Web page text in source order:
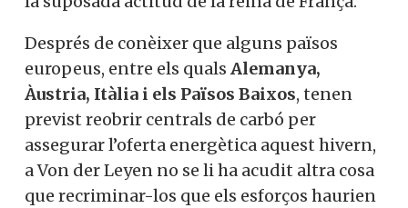
Després de conèixer que alguns països
europeus, entre els quals Alemanya,
Àustria, Itàlia i els Països Baixos, tenen
previst reobrir centrals de carbó per
assegurar l’oferta energètica aquest hivern,
a Von der Leyen no se li ha acudit altra cosa
que recriminar-los que els esforços haurien